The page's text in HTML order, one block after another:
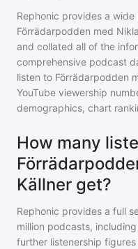
Rephonic provides a
Förrädarpodden med
and collated all of the
comprehensive podcast
listen to Förrädarpodden
YouTube viewership
demographics, chart
How many
Källner get?
Rephonic provides a full
million podcasts,
further listenership